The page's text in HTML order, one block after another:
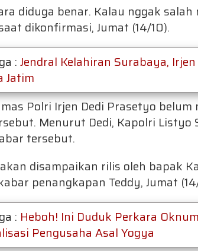
diduga benar. Kalau nggak
dikonfirmasi, Jumat (14/10).
: Jendral Kelahiran Surabaya,
Jatim
Polri Irjen Dedi Prasetyo
Menurut Dedi, Kapolri
tersebut.
disampaikan rilis oleh bapak
penangkapan Teddy, Jumat
: Heboh! Ini Duduk Perkara
Pengusaha Asal Yogya